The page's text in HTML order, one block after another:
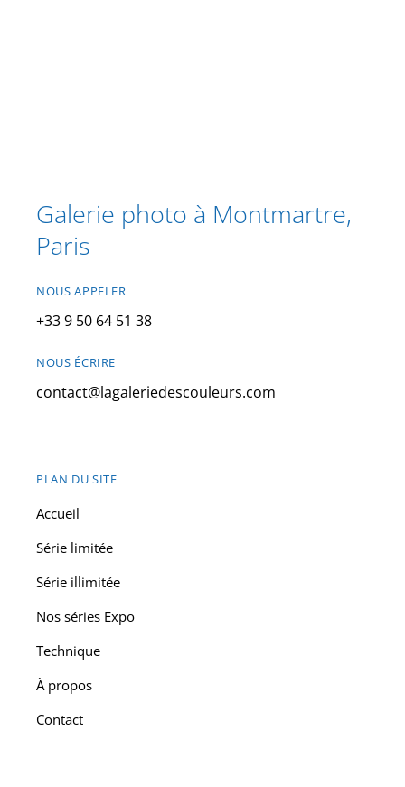
Galerie photo à Montmartre,
Paris
NOUS APPELER
+33 9 50 64 51 38
NOUS ÉCRIRE
contact@lagaleriedescouleurs.com
PLAN DU SITE
Accueil
Série limitée
Série illimitée
Nos séries Expo
Technique
À propos
Contact